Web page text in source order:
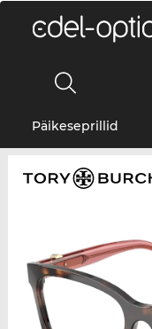
Päikeseprillid